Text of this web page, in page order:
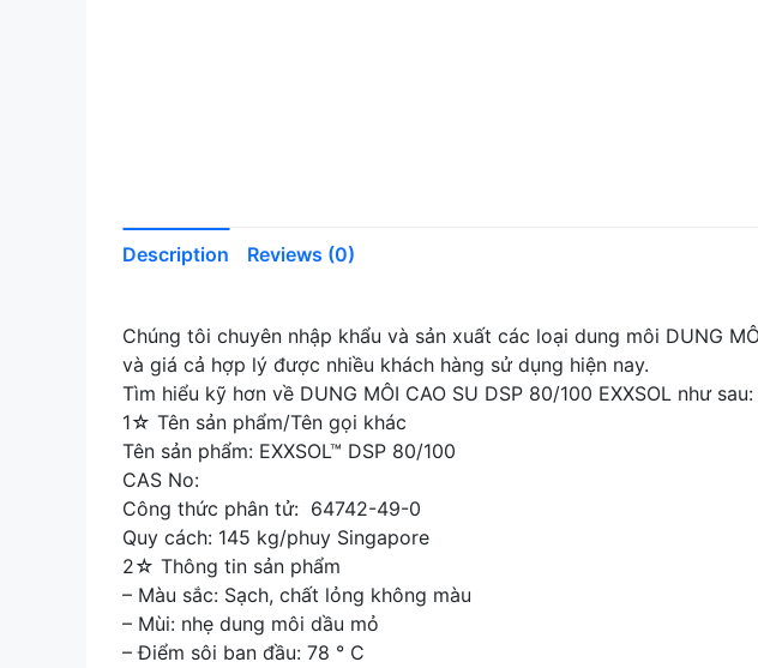
Description Reviews (0)
Chúng tôi chuyên nhập khẩu và sản xuất các loại dung môi DUNG
và giá cả hợp lý được nhiều khách hàng sử dụng hiện nay.
Tìm hiểu kỹ hơn về DUNG MÔI CAO SU DSP 80/100 EXXSOL như sau:
1☆ Tên sản phẩm/Tên gọi khác
Tên sản phẩm: EXXSOL™ DSP 80/100
CAS No:
Công thức phân tử: 64742-49-0
Quy cách: 145 kg/phuy Singapore
2☆ Thông tin sản phẩm
– Màu sắc: Sạch, chất lỏng không màu
– Mùi: nhẹ dung môi dầu mỏ
– Điểm sôi ban đầu: 78 ° C